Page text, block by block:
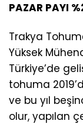
PAZAR PAYI
Trakya
Yüksek
Türkiye’de
tohuma
ve bu yıl
olur, yapılan